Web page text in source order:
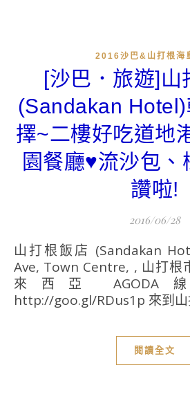
2016沙巴&山打根海
[沙巴．旅遊]山
(Sandakan
擇~二樓好吃道地
園餐廳♥流沙包、
讚啦!
2016/06/28
山打根飯店 (Sandakan Hotel) Block 83, 4th
Ave, Town Centre, , 山打根
來西亞 AGODA
http://goo.gl/RDus1p 來到山
閱讀全文